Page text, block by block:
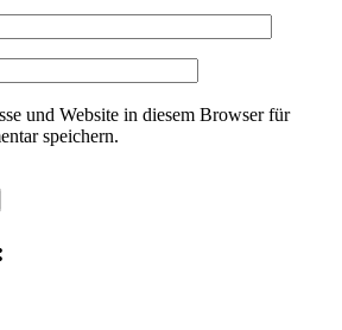
und Website in diesem Browser für
speichern.